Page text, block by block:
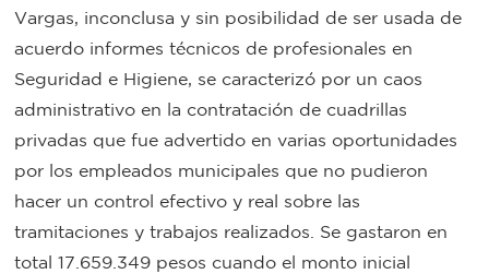
Rentas
Municipal
Mi
bondi
Boleto
municipal
Vargas, inconclusa y sin posibilidad de ser usada de
acuerdo informes técnicos de profesionales en
Seguridad e Higiene, se caracterizó por un caos
administrativo en la contratación de cuadrillas
privadas que fue advertido en varias oportunidades
por los empleados municipales que no pudieron
hacer un control efectivo y real sobre las
tramitaciones y trabajos realizados. Se gastaron en
total 17.659.349 pesos cuando el monto inicial